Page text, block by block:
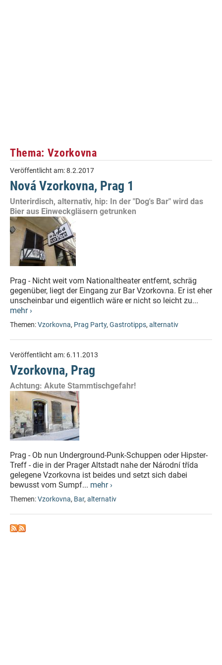
Thema: Vzorkovna
Veröffentlicht am:8.2.2017
Nová Vzorkovna, Prag 1
Unterirdisch, alternativ, hip: In der "Dog's Bar" wird das
Bier aus Einweckgläsern getrunken
Prag - Nicht weit vom Nationaltheater entfernt, schräg
gegenüber, liegt der Eingang zur Bar Vzorkovna. Er ist eher
unscheinbar und eigentlich wäre er nicht so leicht zu...
mehr ›
Themen:Vzorkovna, Prag Party, Gastrotipps, alternativ
Veröffentlicht am: 6.11.2013
Vzorkovna, Prag
Achtung: Akute Stammtischgefahr!
Prag - Ob nun Underground-Punk-Schuppen oder Hipster-
Treff - die in der Prager Altstadt nahe der Národní třída
gelegene Vzorkovna ist beides und setzt sich dabei
bewusst vom Sumpf... mehr ›
Themen:Vzorkovna, Bar, alternativ